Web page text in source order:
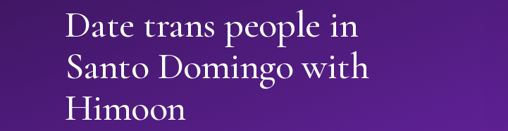
Date trans people in
Santo Domingo with
Himoon